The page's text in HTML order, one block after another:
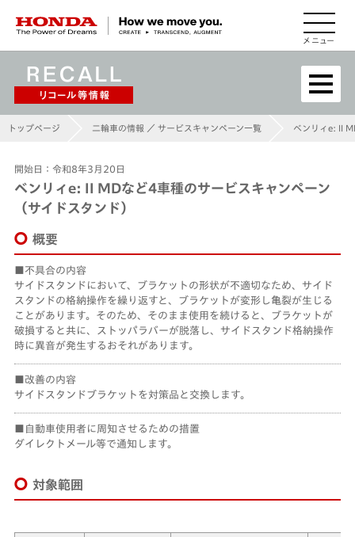
HONDA The Power of Dreams
トップページ 二輪車の情報 ／ サービスキャンペーン一覧 ベンリィe: II
開始日：令和8年3月20日
ベンリィe: II MDなど4車種のサービスキャンペーン
（サイドスタンド）
概要
不具合の内容
サイドスタンドにおいて、ブラケットの形状が不適切なため、サイド
スタンドの格納操作を繰り返すと、ブラケットが変形し亀裂が生じる
ことがあります。そのため、そのまま使用を続けると、ブラケットが
破損すると共に、ストッパラバーが脱落し、サイドスタンド格納操作
時に異音が発生するおそれがあります。
改善の内容
サイドスタンドブラケットを対策品と交換します。
自動車使用者に周知させるための措置
ダイレクトメール等で通知します。
対象範囲